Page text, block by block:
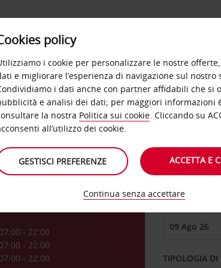
OFFERTE
07:00 - 22:00
07:00 - 22:00
07:00 - 22:00
Scegli
DAL GIORNO
TIPOLOGIA DI
policy
i cookie per personalizzare le nostre
e migliorare l’esperienza di navigazione sul nostro
i dati anche con partner affidabili che si
e analisi dei dati; per maggiori informazioni
la nostra Politica sui cookie. Cliccando su
all’utilizzo dei cookie.
GESTISCI PREFERENZE ACCETTA E
Continua senza accettare